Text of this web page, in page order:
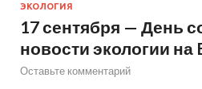
ЭКОЛОГИЯ
17 сентября — День
новости экологии на
Оставьте комментарий